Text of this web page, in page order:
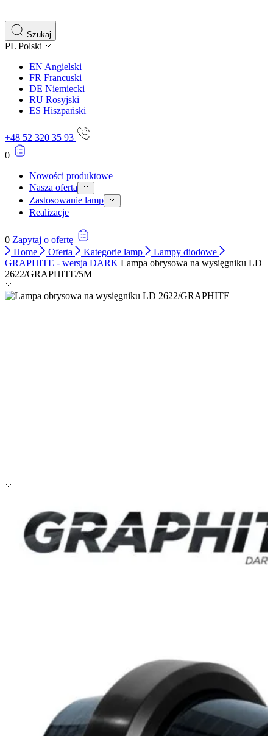
Szukaj
PL Polski
EN Angielski
FR Francuski
DE Niemiecki
RU Rosyjski
ES Hiszpański
+48 52 320 35 93
0
Nowości produktowe
Nasza oferta
Zastosowanie lamp
Realizacje
0 Zapytaj o ofertę
Home
Oferta Kategorie lamp
Lampy diodowe
GRAPHITE - wersja DARK Lampa obrysowa na wysięgniku LD
2622/GRAPHITE/5M
istotne i interesujące dla poszczególnych użytkowników
Nieklasyfikowane
Nieklasyfikowane pliki cookie, to pliki, które są w